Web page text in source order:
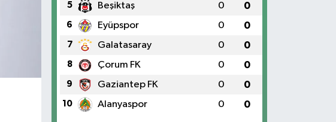
5 Beşiktaş 0 0
6 Eyüpspor 0 0
7 Galatasaray 0 0
8 Çorum FK 0 0
9 Gaziantep FK 0 0
10 Alanyaspor 0 0